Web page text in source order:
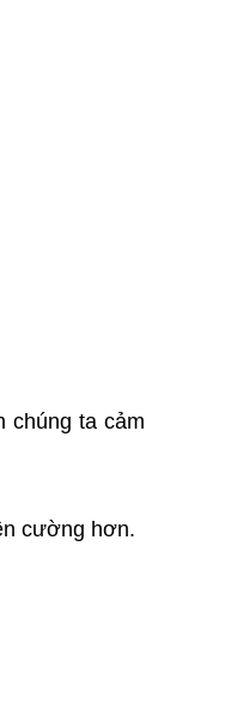
chúng ta cảm
cường hơn.